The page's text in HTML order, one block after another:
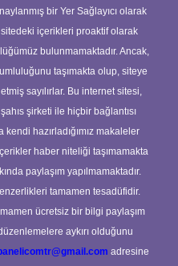
bir Yer Sağlayıcı olarak
içerikleri proaktif olarak
bulunmamaktadır. Ancak,
taşımakta olup, siteye
sayılırlar. Bu internet sitesi,
şirketi ile hiçbir bağlantısı
hazırladığımız makaleler
haber niteliği taşımamakta
paylaşım yapılmamaktadır.
tamamen tesadüfidir.
ücretsiz bir bilgi paylaşım
aykırı olduğunu
adresine